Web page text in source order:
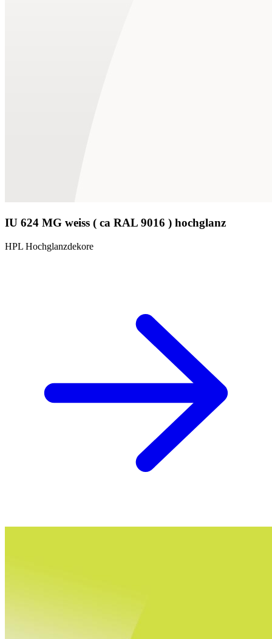
IU 624 MG weiss ( ca RAL 9016 ) hochglanz
HPL Hochglanzdekore